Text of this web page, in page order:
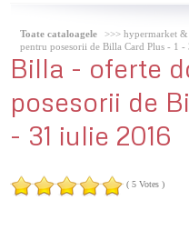
Toate cataloagele >>> hypermarket
pentru posesorii de Billa Card Plus - 1
Billa - oferte
posesorii de
- 31 iulie 2016
( 5 Votes )